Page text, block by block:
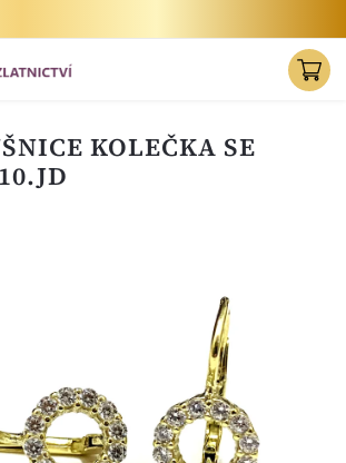
KOLEČKA SE